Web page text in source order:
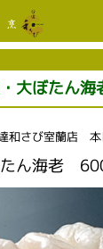
大ぼたん
和さび室蘭店 本
ん海老